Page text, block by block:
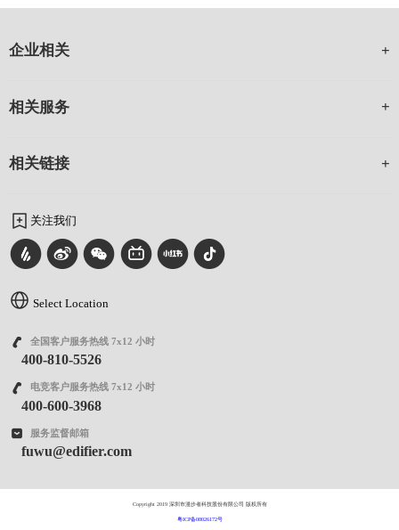
企业相关
相关服务
相关链接
关注我们
Select Location
全国客户服务热线 7x12 小时
400-810-5526
电竞客户服务热线 7x12 小时
400-600-3968
服务监督邮箱
fuwu@edifier.com
Copyright 2019 深圳市漫步者科技股份有限公司 版权所有
粤ICP备08026172号